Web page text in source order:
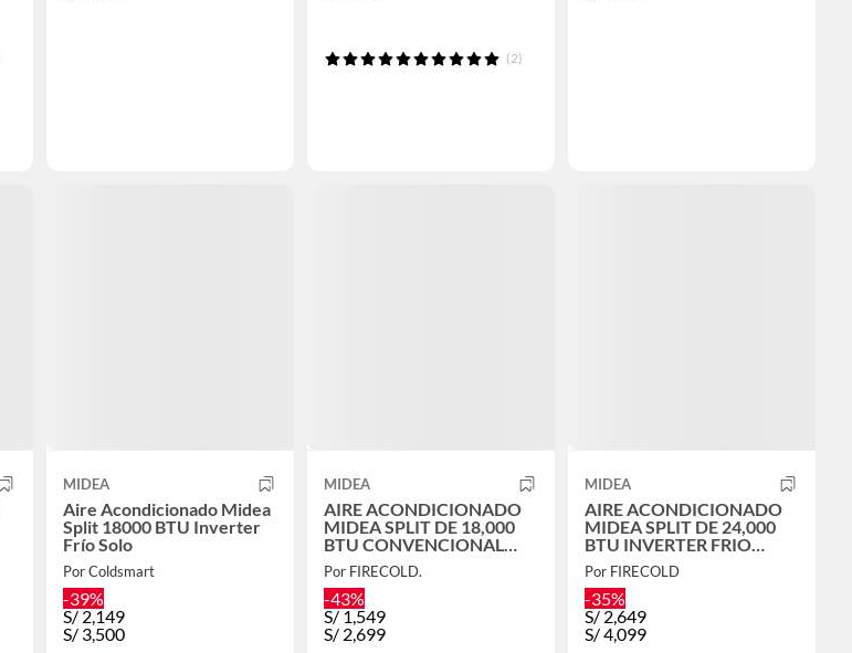
(2)
MIDEA
Aire Acondicionado Midea
Split 18000 BTU Inverter
Frío Solo
Por Coldsmart
-39%
S/ 2,149
S/ 3,500
MIDEA
AIRE ACONDICIONADO
MIDEA SPLIT DE 18,000
BTU CONVENCIONAL
FRIO SOLO
Por FIRECOLD.
-43%
S/ 1,549
S/ 2,699
MIDEA
AIRE ACONDICIONADO
MIDEA SPLIT DE 24,000
BTU INVERTER FRIO
SOLO
Por FIRECOLD
-35%
S/ 2,649
S/4,099